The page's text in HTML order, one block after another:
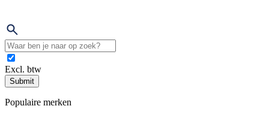
Excl. btw
Submit
Populaire merken